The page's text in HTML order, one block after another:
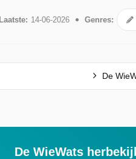
Laatste: 14-06-2026 Genres:
De
De WieWats